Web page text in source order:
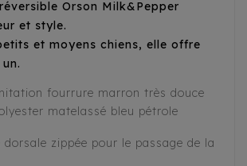
Orson Milk&Pepper
et style.
et moyens chiens, elle offre
fourrure marron très douce
matelassé bleu pétrole
dorsale zippée pour le passage de la